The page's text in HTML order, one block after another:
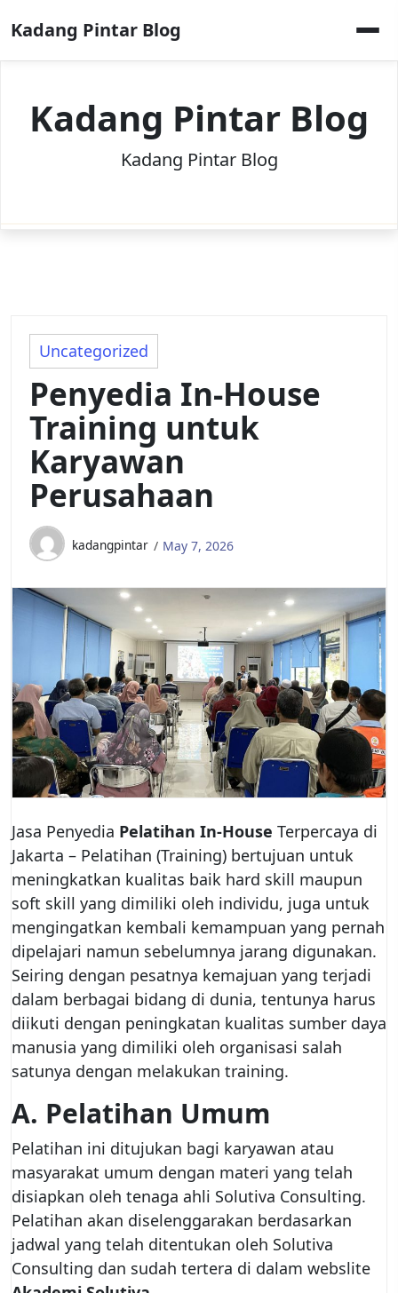
to
content
Kadang Pintar Blog
Kadang Pintar Blog
Kadang Pintar Blog
Uncategorized
Penyedia In-House
Training untuk
Karyawan
Perusahaan
kadangpintar May 7, 2026
Jasa Penyedia Pelatihan In-House Terpercaya di
Jakarta – Pelatihan (Training) bertujuan untuk
meningkatkan kualitas baik hard skill maupun
soft skill yang dimiliki oleh individu, juga untuk
mengingatkan kembali kemampuan yang pernah
dipelajari namun sebelumnya jarang digunakan.
Seiring dengan pesatnya kemajuan yang terjadi
dalam berbagai bidang di dunia, tentunya harus
diikuti dengan peningkatan kualitas sumber daya
manusia yang dimiliki oleh organisasi salah
satunya dengan melakukan training.
A. Pelatihan Umum
Pelatihan ini ditujukan bagi karyawan atau
masyarakat umum dengan materi yang telah
disiapkan oleh tenaga ahli Solutiva Consulting.
Pelatihan akan diselenggarakan berdasarkan
jadwal yang telah ditentukan oleh Solutiva
Consulting dan sudah tertera di dalam webslite